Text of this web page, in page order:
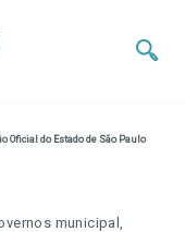
Oficial do Estado de São Paulo
municipal,